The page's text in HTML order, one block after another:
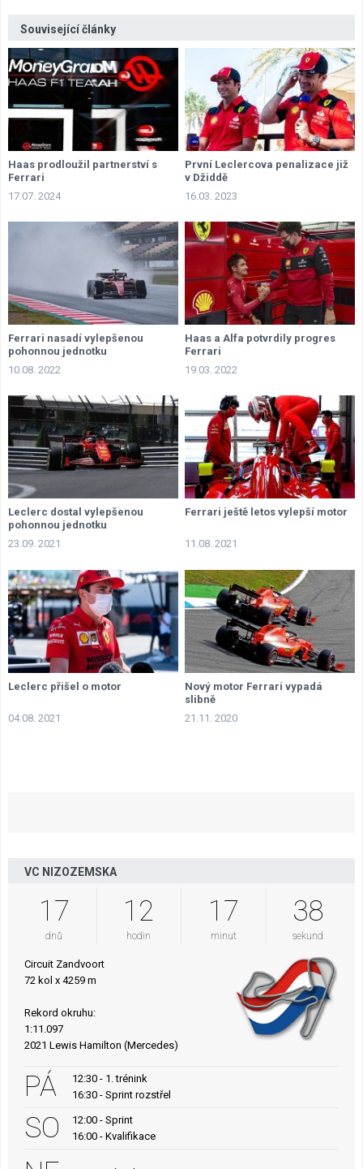
Související články
Haas prodloužil partnerství s
Ferrari
17.07. 2024
První Leclercova penalizace již
v Džiddě
16.03. 2023
Ferrari nasadí vylepšenou
pohonnou jednotku
10.08. 2022
Haas a Alfa potvrdily progres
Ferrari
19.03. 2022
Leclerc dostal vylepšenou
pohonnou jednotku
23.09. 2021
Ferrari ještě letos vylepší motor
11.08. 2021
Leclerc přišel o motor
04.08. 2021
Nový motor Ferrari vypadá
slibně
21.11. 2020
VC NIZOZEMSKA
17
dnů
12
hodin
17
minut
38
sekund
Circuit Zandvoort
72 kol x 4259 m
Rekord okruhu:
1:11.097
2021 Lewis Hamilton (Mercedes)
PÁ
12:30 - 1. trénink
16:30 - Sprint rozstřel
SO
12:00 - Sprint
16:00 - Kvalifikace